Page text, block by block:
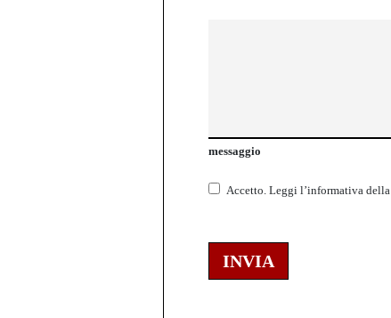
messaggio
Accetto. Leggi l’informativa della
INVIA